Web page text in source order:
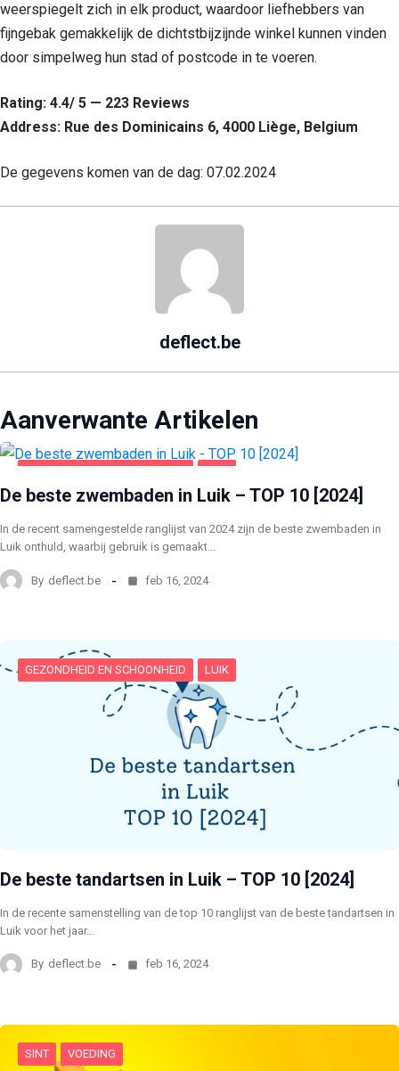
weerspiegelt zich in elk product, waardoor liefhebbers van
fijngebak gemakkelijk de dichtstbijzijnde winkel kunnen vinden
door simpelweg hun stad of postcode in te voeren.
Rating: 4.4/ 5 — 223 Reviews
Address: Rue des Dominicains 6, 4000 Liège, Belgium
De gegevens komen van de dag: 07.02.2024
deflect.be
Aanverwante Artikelen
De beste zwembaden in Luik – TOP 10 [2024]
In de recent samengestelde ranglijst van 2024 zijn de beste zwembaden in
Luik onthuld, waarbij gebruik is gemaakt…
By deflect.be feb 16, 2024
GEZONDHEID EN SCHOONHEID LUIK
De beste tandartsen in Luik – TOP 10 [2024]
In de recente samenstelling van de top 10 ranglijst van de beste tandartsen in
Luik voor het jaar…
By deflect.be feb 16, 2024
SINT VOEDING